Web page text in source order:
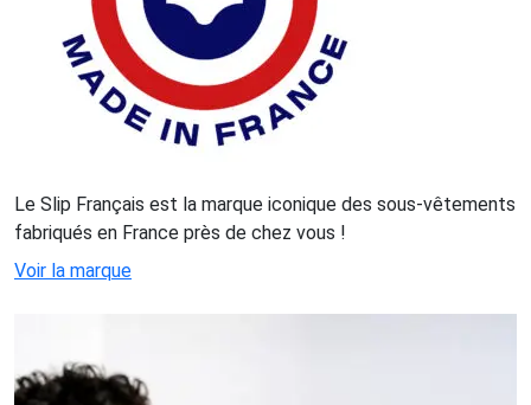
Le Slip Français est la marque iconique des sous-vêtements
fabriqués en France près de chez vous !
Voir la marque